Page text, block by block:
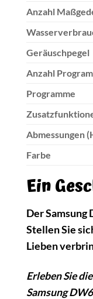
Anzahl
Geräuschpegel
Anzahl
Programme
Abmessungen
Farbe
Ein
Der Samsung
Stellen Sie
Lieben
Erleben Sie
Samsung